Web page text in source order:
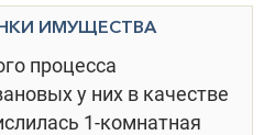
ИМУЩЕСТВА
процесса
у них в качестве
1-комнатная